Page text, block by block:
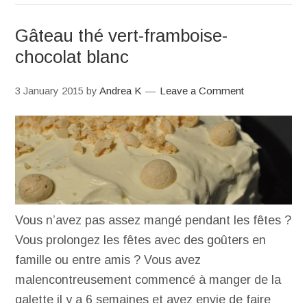
Gâteau thé vert-framboise-
chocolat blanc
3 January 2015 byAndrea K Leave a Comment
Vous n’avez pas assez mangé pendant les fêtes ?
Vous prolongez les fêtes avec des goûters en
famille ou entre amis ? Vous avez
malencontreusement commencé à manger de la
galette il y a 6 semaines et avez envie de faire